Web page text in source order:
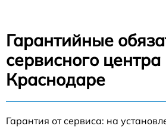
Гарантийные
сервисного центра
Краснодаре
Гарантия от сервиса: на